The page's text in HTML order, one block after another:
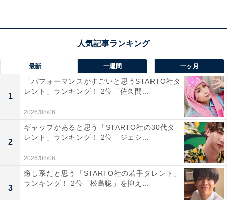
本最大級の音楽噴水ショーや花火など、見どころがたく
回答者からは、「非日常を味わいつつゆっくりできそう
だから」（40代女性）、「見ることを楽しむテーマパー
クとしては、とても最高だと思うから」（10代女性）
「自宅からちょうど良い距離感なのでドライブするのに
最適で、なおかつ異国情緒を感じられて素敵だから」
（40代女性）などのコメントが寄せられました。
※回答者のコメントは原文ママです
最新 一週間 一ヶ月
1
「パフォーマンスがすごいと思うSTARTO社タ
レント」ランキング！ 2位「佐久間...
2026/08/06
2
ギャップがあると思う「STARTO社の30代タ
レント」ランキング！ 2位「ジェシ...
2026/08/06
3
癒し系だと思う「STARTO社の若手タレント」
ランキング！ 2位「松島聡」を抑え...